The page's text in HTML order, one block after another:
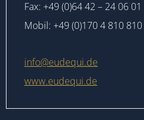
Fax: +49 (0)64 42 – 24 06 01
Mobil: +49 (0)170 4 810 810
info@eudequi.de
www.eudequi.de